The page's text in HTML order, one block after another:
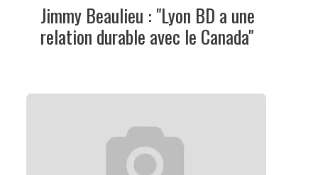
Jimmy Beaulieu : "Lyon BD a une
relation durable avec le Canada"